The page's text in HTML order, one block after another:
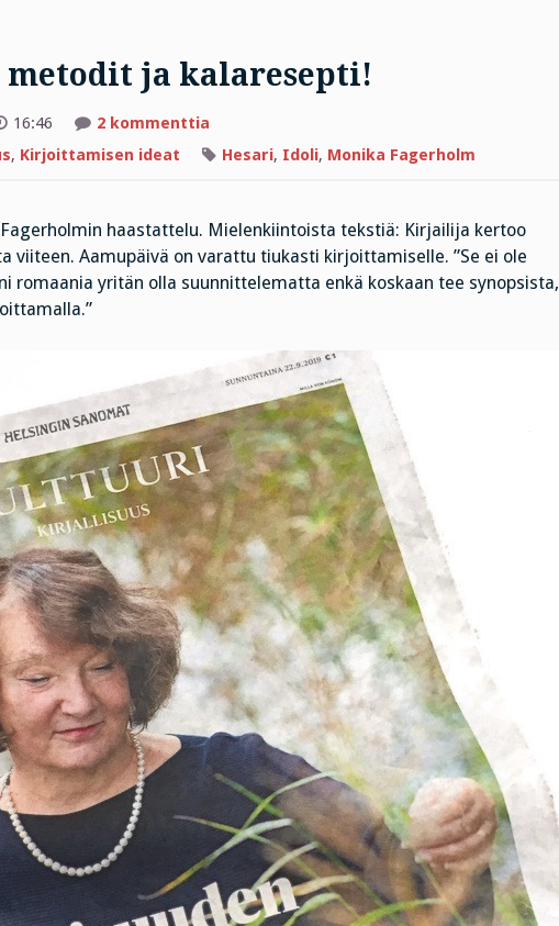
ja kalaresepti!
16:46 2 kommenttiaartikkeliin
metodit
ja
, Kirjoittamisen ideat Hesari, Idoli, Monika Fagerholm
haastattelu. Mielenkiintoista tekstiä: Kirjailija kertoo
viiteen. Aamupäivä on varattu tiukasti kirjoittamiselle. ”Se ei ole
romaania yritän olla suunnittelematta enkä koskaan tee synopsista,